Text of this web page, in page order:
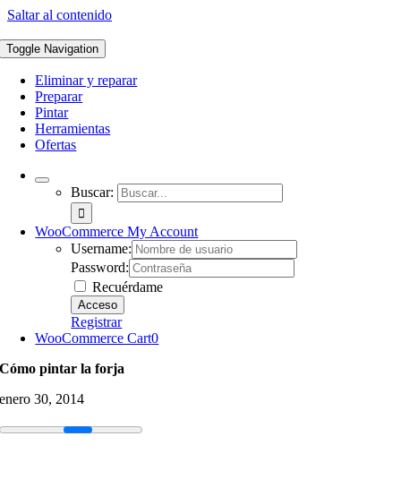
Saltar al contenido
Toggle Navigation
Eliminar y reparar
Preparar
Pintar
Herramientas
Ofertas
Buscar:
WooCommerce My Account
Username:
Password:
Recuérdame
Registrar
WooCommerce Cart0
Cómo pintar la forja
enero 30, 2014